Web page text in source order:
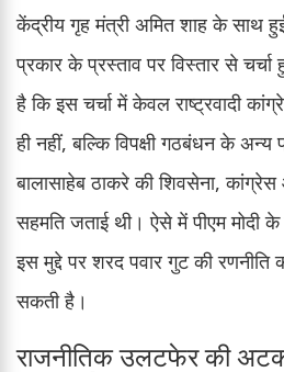
केंद्रीय गृह मंत्री अमित शाह के साथ
प्रकार के प्रस्ताव पर विस्तार से
है कि इस चर्चा में केवल राष्ट्रवादी
ही नहीं, बल्कि विपक्षी गठबंधन के
बालासाहेब ठाकरे की शिवसेना,
सहमति जताई थी। ऐसे में पीएम मोदी
इस मुद्दे पर शरद पवार गुट की
सकती है।
राजनीतिक उलटफेर की